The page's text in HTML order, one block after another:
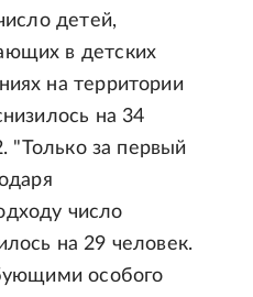
детей,
в детских
на территории
на 34
"Только за первый
число
на 29 человек.
особого